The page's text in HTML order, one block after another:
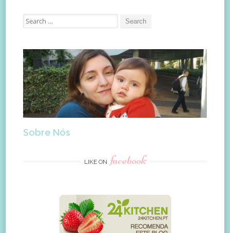
Search
for:
Sobre Nós
LIKE ON facebook